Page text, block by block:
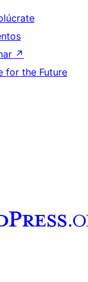
↗
for the Future